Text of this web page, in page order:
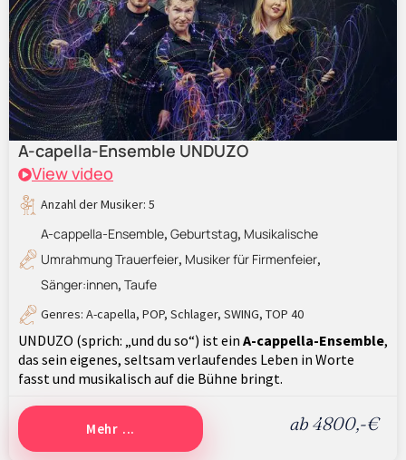
Mehr ... ab 4800,-€
A-capella-Ensemble UNDUZO
View video
Anzahl der Musiker: 5
A-cappella-Ensemble, Geburtstag, Musikalische
Umrahmung Trauerfeier, Musiker für Firmenfeier,
Sänger:innen, Taufe
Genres: A-capella, POP, Schlager, SWING, TOP 40
UNDUZO (sprich: „und du so“) ist ein A-cappella-Ensemble,
das sein eigenes, seltsam verlaufendes Leben in Worte
fasst und musikalisch auf die Bühne bringt.